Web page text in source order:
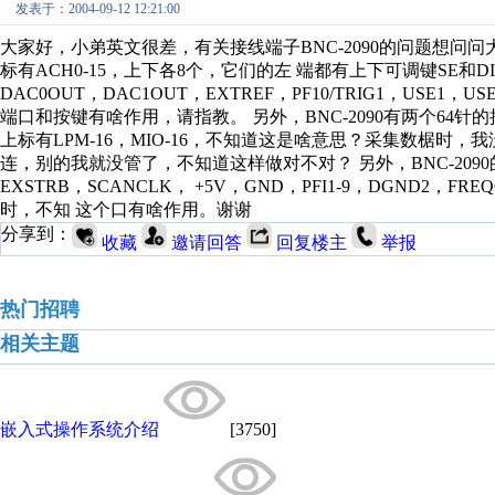
发表于：2004-09-12 12:21:00
大家好，小弟英文很差，有关接线端子BNC-2090的问题想问
标有ACH0-15，上下各8个，它们的左 端都有上下可调键SE和
DAC0OUT，DAC1OUT，EXTREF，PF10/TRIG1，USE1，
端口和按键有啥作用，请指教。 另外，BNC-2090有两个64针
上标有LPM-16，MIO-16，不知道这是啥意思？采集数椐时，
连，别的我就没管了，不知道这样做对不对？ 另外，BNC-
EXSTRB，SCANCLK， +5V，GND，PFI1-9，DGND2，
时，不知 这个口有啥作用。谢谢
分享到：
收藏 邀请回答 回复楼主 举报
热门招聘
相关主题
嵌入式操作系统介绍 [3750]